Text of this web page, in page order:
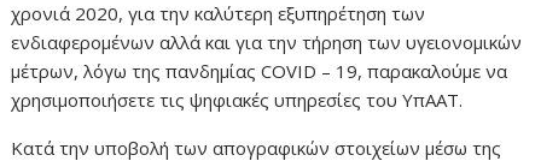
χρονιά 2020, για την καλύτερη εξυπηρέτηση των
ενδιαφερομένων αλλά και για την τήρηση των υγειονομικών
μέτρων, λόγω της πανδημίας COVID – 19, παρακαλούμε να
χρησιμοποιήσετε τις ψηφιακές υπηρεσίες του ΥπΑΑΤ.
Κατά την υποβολή των απογραφικών στοιχείων μέσω της